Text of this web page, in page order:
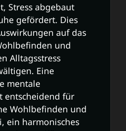
Stress abgebaut
gefördert. Dies
auf das
und
Alltagsstress
Eine
mentale
entscheidend für
Wohlbefinden und
ein harmonisches